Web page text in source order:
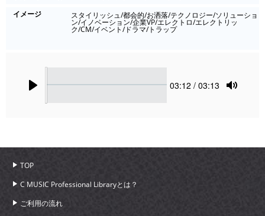
イメージ
スタイリッシュ/都会的/お洒落/テクノロジー/ソリューショ
ン/イノベーション/企業VP/エレクトロ/エレクトリッ
ク/CM/イベント/ドラマ/トラップ
Current
03:12 / 03:13
TOP
C MUSIC Professional Libraryとは？
ご利用の流れ